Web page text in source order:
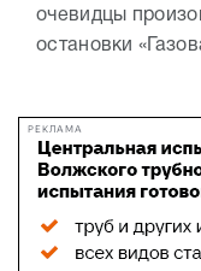
очевидцы
остановки
РЕКЛАМА